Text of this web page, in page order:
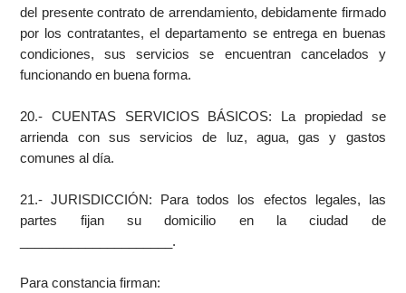
del presente contrato de arrendamiento, debidamente firmado
por los contratantes, el departamento se entrega en buenas
condiciones, sus servicios se encuentran cancelados y
funcionando en buena forma.
20.- CUENTAS SERVICIOS BÁSICOS: La propiedad se
arrienda con sus servicios de luz, agua, gas y gastos
comunes al día.
21.- JURISDICCIÓN: Para todos los efectos legales, las
partes fijan su domicilio en la ciudad de
_____________________.
Para constancia firman: